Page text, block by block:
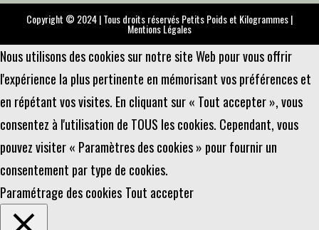
Copyright © 2024 | Tous droits réservés Petits Poids et Kilogrammes |
Mentions Légales
Nous utilisons des cookies sur notre site Web pour vous offrir
l'expérience la plus pertinente en mémorisant vos préférences et
en répétant vos visites. En cliquant sur « Tout accepter », vous
consentez à l'utilisation de TOUS les cookies. Cependant, vous
pouvez visiter « Paramètres des cookies » pour fournir un
consentement par type de cookies.
Paramétrage des cookies Tout accepter